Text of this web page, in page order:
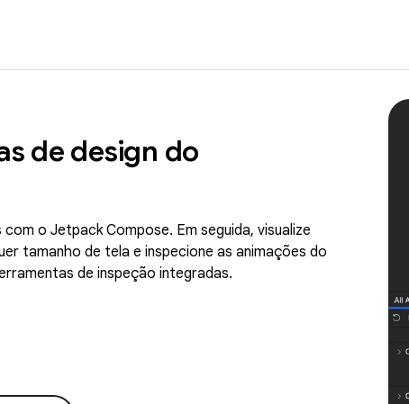
de design do
o Jetpack Compose. Em seguida, visualize
tamanho de tela e inspecione as animações do
de inspeção integradas.